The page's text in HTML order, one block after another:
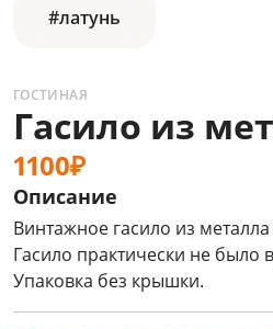
#латунь
ГОСТИНАЯ
Гасило из
1100₽
Описание
Винтажное гасило из металла
Гасило практически не было
Упаковка без крышки.